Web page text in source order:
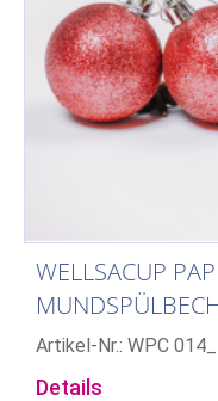
WELLSACUP
WEIHNACHTEN
Artikel-Nr.: WPC
Details